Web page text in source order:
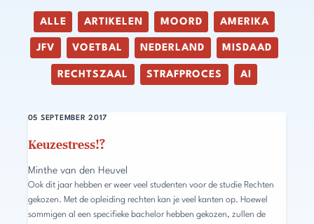
ALLE ARTIKELEN MOORD AMERIKA
JFV VOETBAL NEDERLAND MISDAAD
RECHTSZAAL STRAFPROCES AI
Keuzestress!?
05 SEPTEMBER 2017
Minthe van den Heuvel
Ook dit jaar hebben er weer veel studenten voor de studie Rechten
gekozen. Met de opleiding rechten kan je veel kanten op. Hoewel
sommigen al een specifieke bachelor hebben gekozen, zullen de